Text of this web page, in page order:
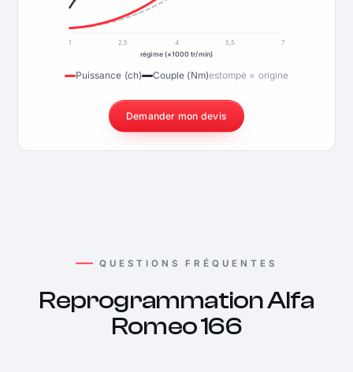
1 2,5 4 5,5
7
régime (×1000 tr/min)
Puissance (ch) Couple (Nm)estompé = origine
Demander mon devis
QUESTIONS FRÉQUENTES
Reprogrammation Alfa
Romeo 166